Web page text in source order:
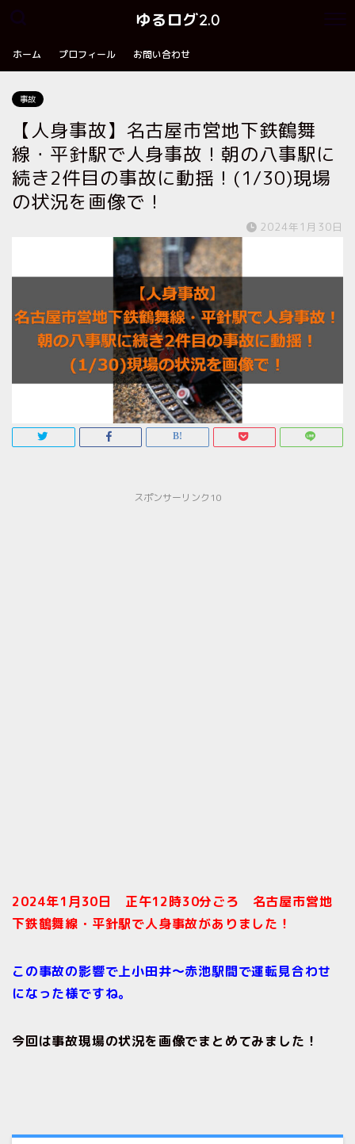
ゆるログ2.0
ホーム プロフィール お問い合わせ
事故
【人身事故】名古屋市営地下鉄鶴舞
線・平針駅で人身事故！朝の八事駅に
続き2件目の事故に動揺！(1/30)現場
の状況を画像で！
2024年1月30日
スポンサーリンク10
2024年1月30日 正午12時30分ごろ 名古屋市営地
下鉄鶴舞線・平針駅で人身事故がありました！
この事故の影響で上小田井〜赤池駅間で運転見合わせ
になった様ですね。
今回は事故現場の状況を画像でまとめてみました！